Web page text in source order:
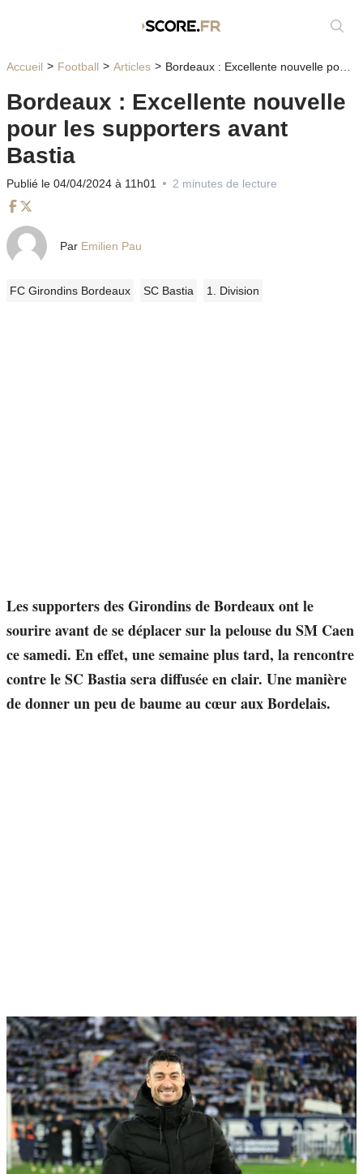
Accueil Football Articles Bordeaux : Excellente nouvelle pour les supporters avant Bastia
Bordeaux : Excellente nouvelle
pour les supporters avant
Bastia
Publié le 04/04/2024 à 11h01 2 minutes de lecture
Par Emilien Pau
FC Girondins Bordeaux SC Bastia 1. Division
Les supporters des Girondins de Bordeaux ont le
sourire avant de se déplacer sur la pelouse du SM Caen
ce samedi. En effet, une semaine plus tard, la rencontre
contre le SC Bastia sera diffusée en clair. Une manière
de donner un peu de baume au cœur aux Bordelais.